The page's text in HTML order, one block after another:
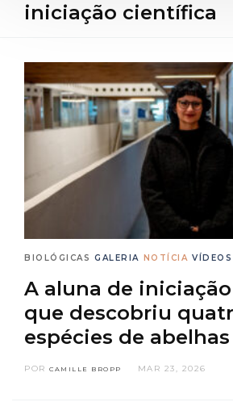
iniciação científica
BIOLÓGICAS GALERIA NOTÍCIA VÍDEOS
A aluna de
que descobriu
espécies de abelhas
POR CAMILLE BROPP MAR 23, 2026